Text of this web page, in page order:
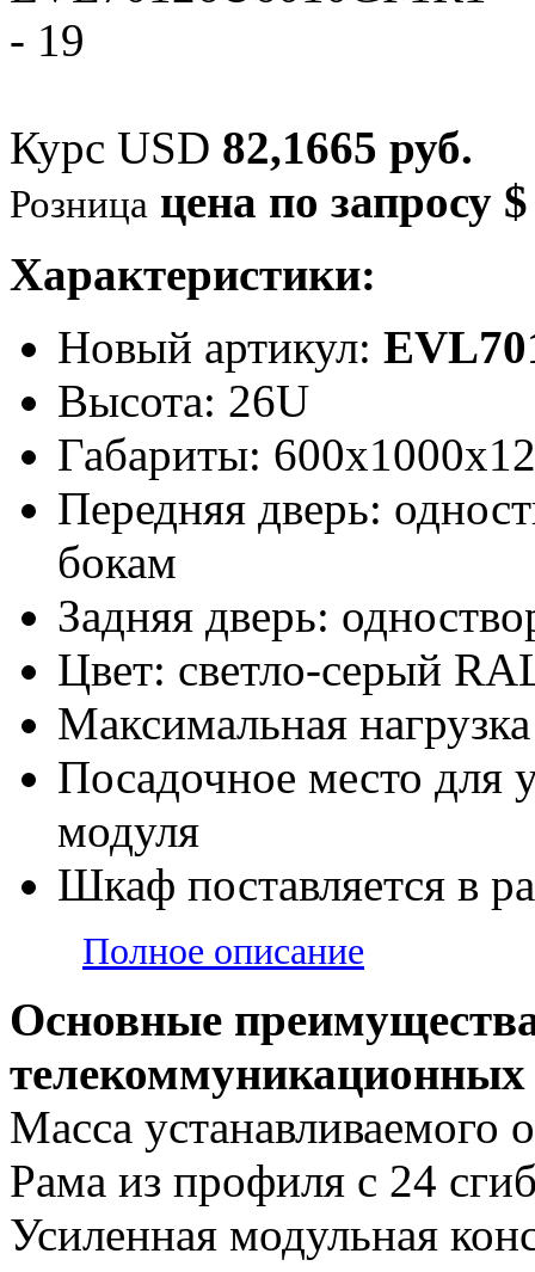
Курс USD 82,1665 руб.
Розница цена по запросу $
Характеристики:
Новый артикул:
Высота: 26U
Габариты:
Передняя дверь:
бокам
Задняя дверь:
Цвет: светло-серый
Максимальная
Посадочное место для
модуля
Шкаф поставляется в
Полное описание
Основные
Масса устанавливаемого
Рама из профиля с 24
Усиленная модульная